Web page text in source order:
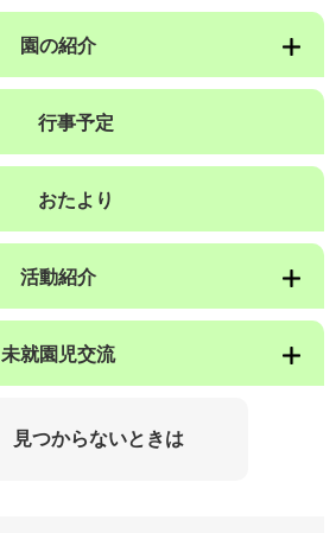
園の紹介
行事予定
おたより
活動紹介
未就園児交流
見つからないときは